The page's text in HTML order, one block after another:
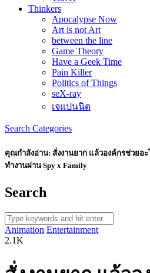
Thinkers
Apocalypse Now
Art is not Art
between the line
Game Theory
Have a Geek Time
Pain Killer
Politics of Things
seX-ray
เจแปนนิด
Search Categories
คุณกำลังอ่าน: สั่งงานยาก แล้วองค์กรช่วยอ
ทำงานผ่าน Spy x Family
Search
Animation Entertainment
2.1K